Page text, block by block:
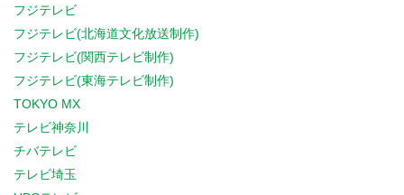
フジテレビ
フジテレビ(北海道文化放送制作)
フジテレビ(関西テレビ制作)
フジテレビ(東海テレビ制作)
TOKYO MX
テレビ神奈川
チバテレビ
テレビ埼玉